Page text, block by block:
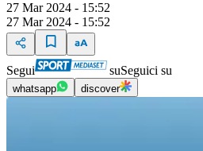
27 Mar 2024 - 15:52
27 Mar 2024 - 15:52
Segui suSeguici su
whatsapp discover